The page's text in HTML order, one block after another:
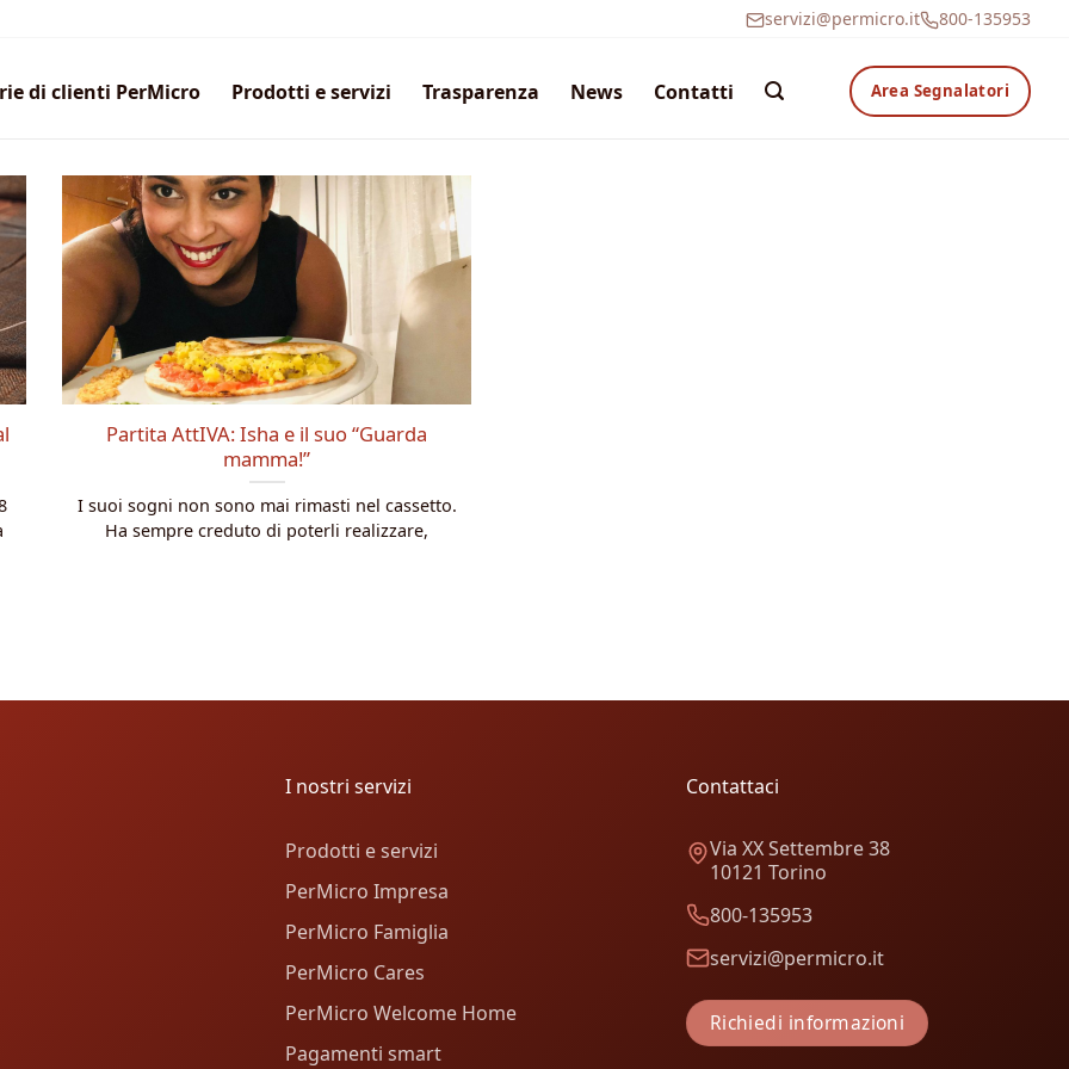
servizi@permicro.it 800-135953
di clienti PerMicro Prodotti e servizi Trasparenza News Contatti Area Segnalatori
Partita AttIVA: Isha e il suo “Guarda
mamma!”
I suoi sogni non sono mai rimasti nel cassetto.
Ha sempre creduto di poterli realizzare,
I nostri servizi
Prodotti e servizi
PerMicro Impresa
PerMicro Famiglia
PerMicro Cares
PerMicro Welcome Home
Pagamenti smart
Contattaci
Via XX Settembre 38
10121 Torino
800-135953
servizi@permicro.it
Richiedi informazioni